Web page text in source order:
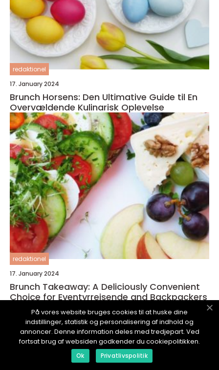
redaktionel
17. January 2024
Brunch Horsens: Den Ultimative Guide til En
Overvældende Kulinarisk Oplevelse
redaktionel
17. January 2024
Brunch Takeaway: A Deliciously Convenient
Choice for Eventyrrejsende and Backpackers
OPLEVELSESLAND.dk
På vores website bruges cookies til at huske dine
indstillinger, statistik og personalisering af indhold og
annoncer. Denne information deles med tredjepart. Ved
fortsat brug af websiden godkender du cookiepolitikken.
Ok Privatlivspolitik